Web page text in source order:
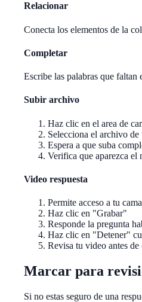
Relacionar
Conecta los elementos de la
Completar
Escribe las palabras que faltan
Subir archivo
Haz clic en el area de
Selecciona el archivo de
Espera a que suba
Verifica que aparezca el
Video respuesta
Permite acceso a tu
Haz clic en "Grabar"
Responde la pregunta
Haz clic en "Detener"
Revisa tu video antes
Marcar para
Si no estas seguro de una